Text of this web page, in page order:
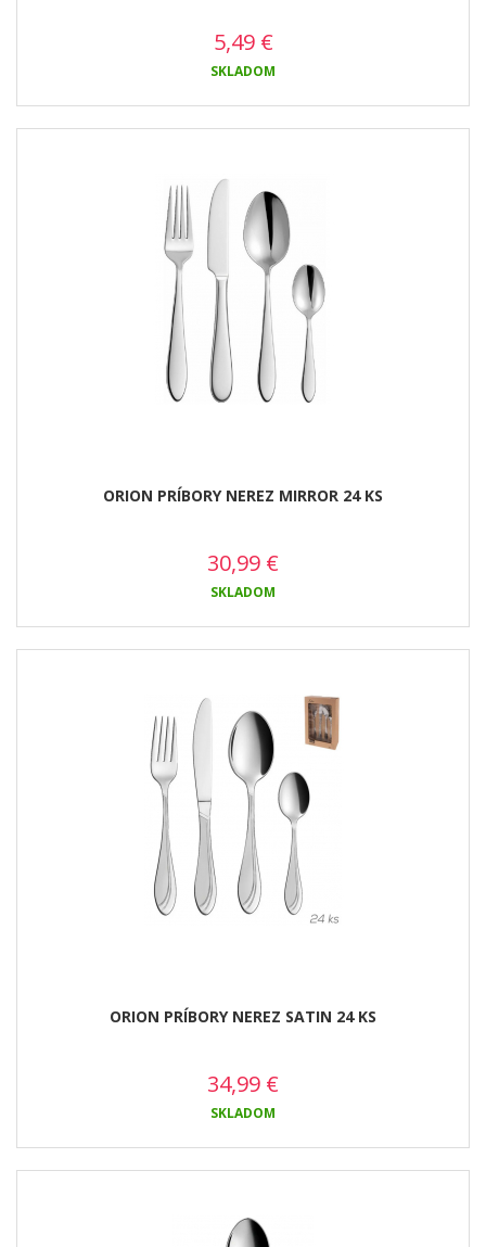
5,49 €
SKLADOM
ORION PRÍBORY NEREZ MIRROR 24 KS
30,99 €
SKLADOM
ORION PRÍBORY NEREZ SATIN 24 KS
34,99 €
SKLADOM